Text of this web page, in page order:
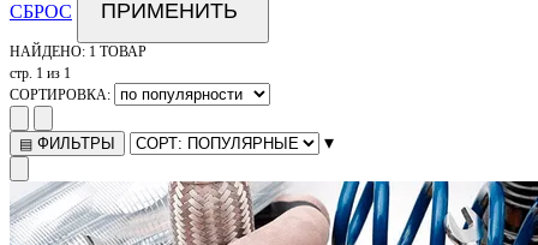
СБРОС ПРИМЕНИТЬ
НАЙДЕНО: 1 ТОВАР
стр. 1 из 1
СОРТИРОВКА:
▤ ФИЛЬТРЫ ▾